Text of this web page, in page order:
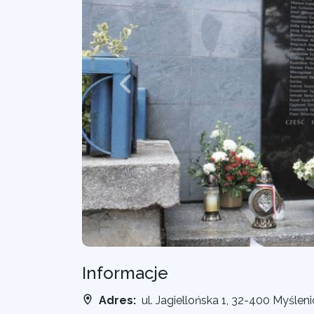
Informacje
Adres: ul. Jagiellońska 1, 32-400